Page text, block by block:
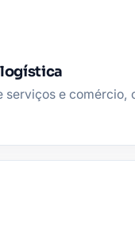
serviços e